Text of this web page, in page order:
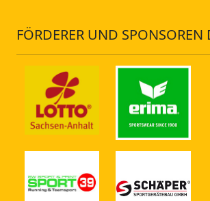
FÖRDERER UND SPONSOREN